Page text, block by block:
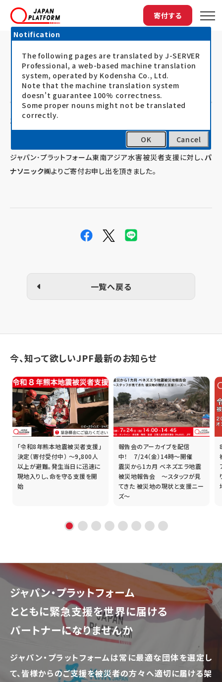
寄付する
トップ 最新情報 東南アジア水害：パナソニック㈱よりご寄付...
東南アジア水害：パナソニック㈱より
ご寄付お申し出を頂きました
11.11.15
ジャパン･プラットフォーム東南アジア水害被災者支援に対し、 パ
ナソニック㈱よりご寄付お申し出を頂きました。
一覧へ戻る
今、知って欲しいJPF最新のお知らせ
「令和8年熊本地震被災者支援」
決定（寄付受付中） ～9,800人
以上が避難。発生当日に迅速に
現地入りし、命を守る支援を開
始
報告会のアーカイブを配信
中！ 7/24（金）14時～開催
震災から1カ月 ベネズエラ地震
被災地報告会 ～スタッフが見
てきた 被災地の現状と支援ニー
ズ～
ジャパン・プラットフォーム
とともに緊急支援を世界に届ける
パートナーになりませんか
ジャパン・プラットフォームは常に最適な団体を選定し
て、皆様からのご支援を被災者の方々へ適切に届ける架
Notification
The following pages are translated by J-SERVER
Professional, a web-based machine translation
system, operated by Kodensha Co., Ltd.
Note that the machine translation system
doesn't guarantee 100% correctness.
Some proper nouns might not be translated
correctly.
OK Cancel